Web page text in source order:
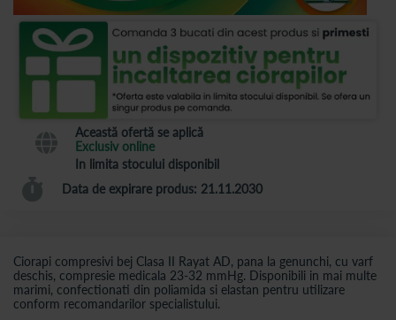
Această ofertă se aplică
Exclusiv online
In limita stocului disponibil
Data de expirare produs: 21.11.2030
Ciorapi compresivi bej Clasa II Rayat AD, pana la genunchi, cu varf
deschis, compresie medicala 23-32 mmHg. Disponibili in mai multe
marimi, confectionati din poliamida si elastan pentru utilizare
conform recomandarilor specialistului.